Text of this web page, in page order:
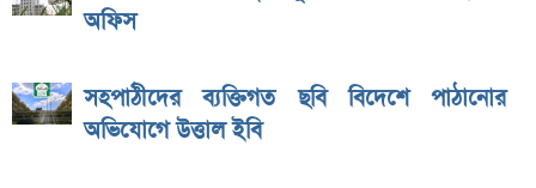
অফিস
সহপাঠীদের ব্যক্তিগত ছবি বিদেশে পাঠানোর
অভিযোগে উত্তাল ইবি